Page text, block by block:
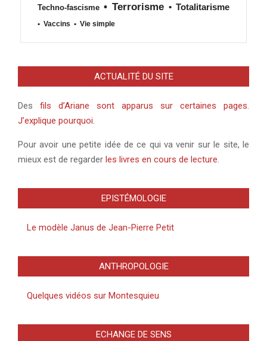
Techno-fascisme • Terrorisme • Totalitarisme
• Vaccins • Vie simple
ACTUALITÉ DU SITE
Des fils d’Ariane sont apparus sur certaines pages.
J’explique pourquoi.
Pour avoir une petite idée de ce qui va venir sur le site, le
mieux est de regarder les livres en cours de lecture.
EPISTÉMOLOGIE
Le modèle Janus de Jean-Pierre Petit
ANTHROPOLOGIE
Quelques vidéos sur Montesquieu
ECHANGE DE SENS